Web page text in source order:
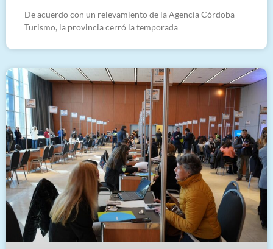
De acuerdo con un relevamiento de la Agencia Córdoba
Turismo, la provincia cerró la temporada